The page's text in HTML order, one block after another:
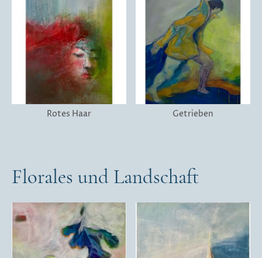
Rotes Haar Getrieben
Florales und Landschaft